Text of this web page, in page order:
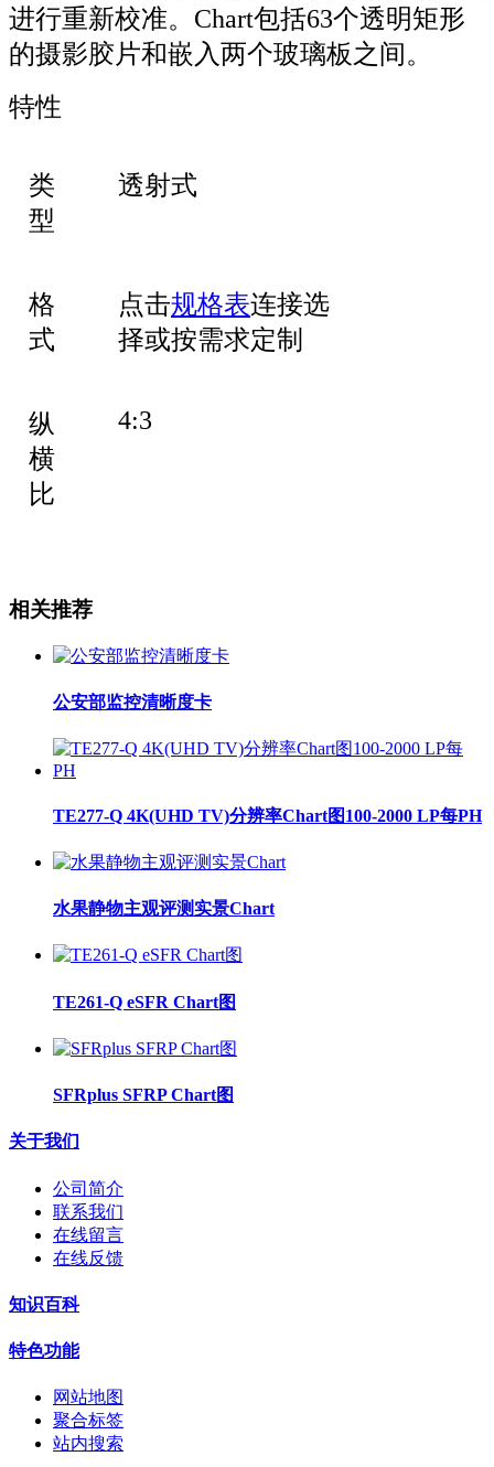
进行重新校准。Chart包括63个透明矩形
的摄影胶片和嵌入两个玻璃板之间。
特性
类
型
透射式
格
式
点击规格表连接选
择或按需求定制
纵
横
比
4:3
相关推荐
公安部监控清晰度卡
TE277-Q 4K(UHD TV)分辨率Chart图100-2000 LP每PH
水果静物主观评测实景Chart
TE261-Q eSFR Chart图
SFRplus SFRP Chart图
关于我们
公司简介
联系我们
在线留言
在线反馈
知识百科
特色功能
网站地图
聚合标签
站内搜索